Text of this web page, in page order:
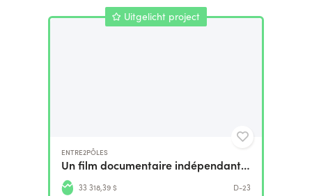
Uitgelicht project
ENTRE2PÔLES
Un film documentaire indépendant pour le Kirghizistan
33 318,39 $ D-23